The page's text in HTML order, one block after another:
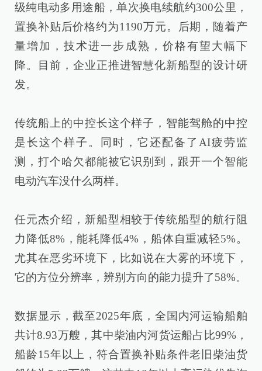
级纯电动多用途船，单次换电续航约300公里，
置换补贴后价格约为1190万元。后期，随着产
量增加，技术进一步成熟，价格有望大幅下
降。目前，企业正推进智慧化新船型的设计研
发。
传统船上的中控长这个样子，智能驾舱的中控
是长这个样子。同时，它还配备了AI疲劳监
测，打个哈欠都能被它识别到，跟开一个智能
电动汽车没什么两样。
任元杰介绍，新船型相较于传统船型的航行阻
力降低8%，能耗降低4%，船体自重减轻5%。
尤其在恶劣环境下，比如说在大雾的环境下，
它的方位分辨率，辨别方向的能力提升了58%。
数据显示，截至2025年底，全国内河运输船舶
共计8.93万艘，其中柴油内河货运船占比99%，
船龄15年以上，符合置换补贴条件老旧柴油货